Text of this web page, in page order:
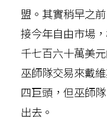
盟。其實稍早之
接今年自由市場
千七百六十萬美
巫師隊交易來戴
四巨頭，但巫師
出去。